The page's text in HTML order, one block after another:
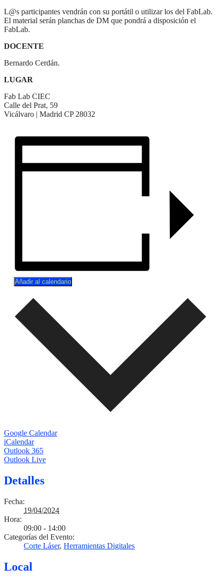
L@s participantes vendrán con su portátil o utilizar los del FabLab.
El material serán planchas de DM que pondrá a disposición el
FabLab.
DOCENTE
Bernardo Cerdán.
LUGAR
Fab Lab CIEC
Calle del Prat, 59
Vicálvaro | Madrid CP 28032
Añadir al calendario
Google Calendar
iCalendar
Outlook 365
Outlook Live
Detalles
Fecha:
19/04/2024
Hora:
09:00 - 14:00
Categorías del Evento:
Corte Láser, Herramientas Digitales
Local